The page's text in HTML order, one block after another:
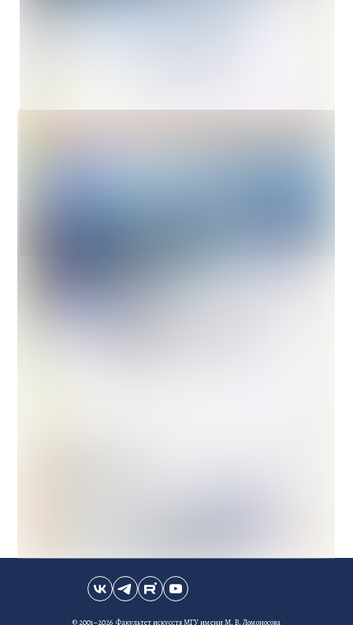
© 2001–2026 Факультет искусств МГУ имени М. В. Ломоносова